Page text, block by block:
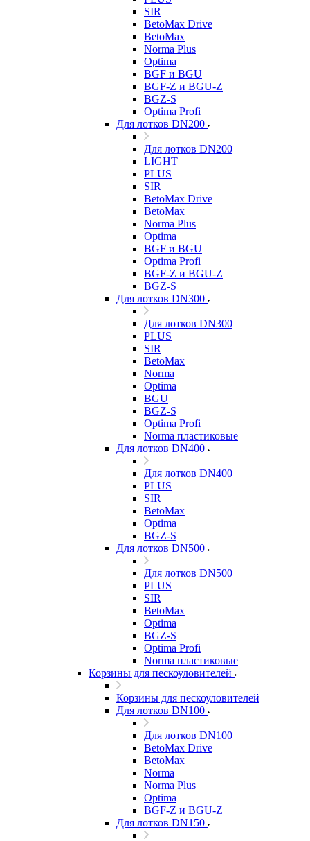
SIR
BetoMax Drive
BetoMax
Norma Plus
Optima
BGF и BGU
BGF-Z и BGU-Z
BGZ-S
Optima Profi
Для лотков DN200
Для лотков DN200
LIGHT
PLUS
SIR
BetoMax Drive
BetoMax
Norma Plus
Optima
BGF и BGU
Optima Profi
BGF-Z и BGU-Z
BGZ-S
Для лотков DN300
Для лотков DN300
PLUS
SIR
BetoMax
Norma
Optima
BGU
BGZ-S
Optima Profi
Norma пластиковые
Для лотков DN400
Для лотков DN400
PLUS
SIR
BetoMax
Optima
BGZ-S
Для лотков DN500
Для лотков DN500
PLUS
SIR
BetoMax
Optima
BGZ-S
Optima Profi
Norma пластиковые
Корзины для пескоуловителей
Корзины для пескоуловителей
Для лотков DN100
Для лотков DN100
BetoMax Drive
BetoMax
Norma
Norma Plus
Optima
BGF-Z и BGU-Z
Для лотков DN150